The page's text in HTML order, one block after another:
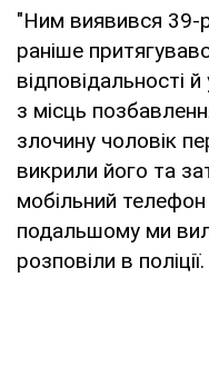
"Ним виявився 39-
раніше
відповідальності
з місць
злочину чоловік
викрили його та
мобільний
подальшому ми
розповіли в поліції.